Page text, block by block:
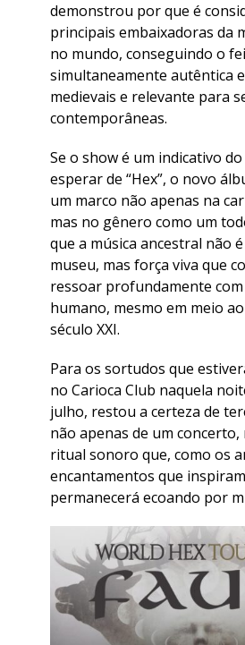
demonstrou por que é
principais embaixadoras da
no mundo, conseguindo o
simultaneamente autêntica
medievais e relevante para
contemporâneas.
Se o show é um indicativo
esperar de “Hex”, o novo
um marco não apenas na
mas no gênero como um
que a música ancestral não
museu, mas força viva que
ressoar profundamente
humano, mesmo em meio
século XXI.
Para os sortudos que
no Carioca Club naquela
julho, restou a certeza de
não apenas de um concerto,
ritual sonoro que, como os
encantamentos que
permanecerá ecoando por